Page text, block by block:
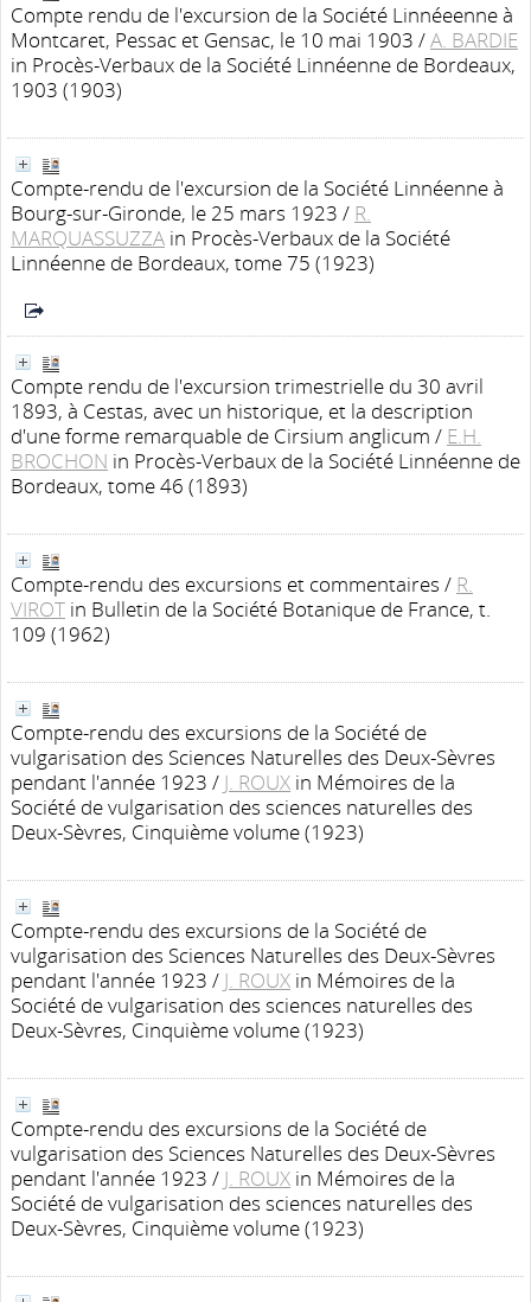
Compte rendu de l'excursion de la Société Linnéeenne à
Montcaret, Pessac et Gensac, le 10 mai 1903 /A. BARDIE
in Procès-Verbaux de la Société Linnéenne de Bordeaux,
1903 (1903)
Compte-rendu de l'excursion de la Société Linnéenne à
Bourg-sur-Gironde, le 25 mars 1923 / R.
MARQUASSUZZA in Procès-Verbaux de la Société
Linnéenne de Bordeaux, tome 75 (1923)
Compte rendu de l'excursion trimestrielle du 30 avril
1893, à Cestas, avec un historique, et la description
d'une forme remarquable de Cirsium anglicum / E.H.
BROCHON in Procès-Verbaux de la Société Linnéenne de
Bordeaux, tome 46 (1893)
Compte-rendu des excursions et commentaires / R.
VIROT in Bulletin de la Société Botanique de France, t.
109 (1962)
Compte-rendu des excursions de la Société de
vulgarisation des Sciences Naturelles des Deux-Sèvres
pendant l'année 1923 / J. ROUX in Mémoires de la
Société de vulgarisation des sciences naturelles des
Deux-Sèvres, Cinquième volume (1923)
Compte-rendu des excursions de la Société de
vulgarisation des Sciences Naturelles des Deux-Sèvres
pendant l'année 1923 / J. ROUX in Mémoires de la
Société de vulgarisation des sciences naturelles des
Deux-Sèvres, Cinquième volume (1923)
Compte-rendu des excursions de la Société de
vulgarisation des Sciences Naturelles des Deux-Sèvres
pendant l'année 1923 / J. ROUX in Mémoires de la
Société de vulgarisation des sciences naturelles des
Deux-Sèvres, Cinquième volume (1923)